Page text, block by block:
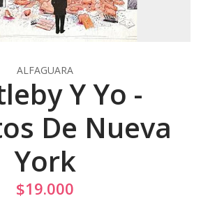
ALFAGUARA
Y Yo -
De Nueva
York
$19.000